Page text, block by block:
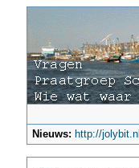
Nieuws: http://jolybit.nl